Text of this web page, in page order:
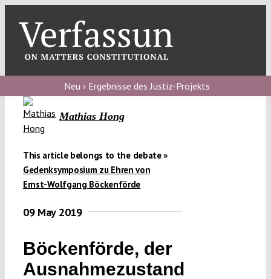
content
blog
Verfassungs
Verfassungs
podcast
editorial
About
Neu › Ergebnisse des Justiz-Projekts
Mathias Hong
This article belongs to the debate »
Gedenksymposium zu Ehren von
Ernst-Wolfgang Böckenförde
09 May 2019
Böckenförde, der
Ausnahmezustand